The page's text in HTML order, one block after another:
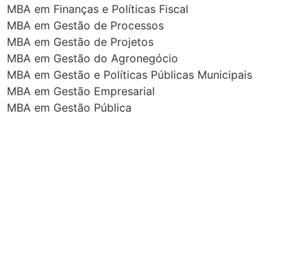
MBA em Finanças e Políticas Fiscal
MBA em Gestão de Processos
MBA em Gestão de Projetos
MBA em Gestão do Agronegócio
MBA em Gestão e Políticas Públicas Municipais
MBA em Gestão Empresarial
MBA em Gestão Pública